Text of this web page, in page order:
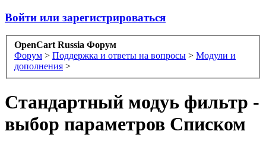
Войти или зарегистрироваться
OpenCart Russia Форум
Форум > Поддержка и ответы на вопросы > Модули и
дополнения >
Стандартный модуь фильтр -
выбор параметров Списком